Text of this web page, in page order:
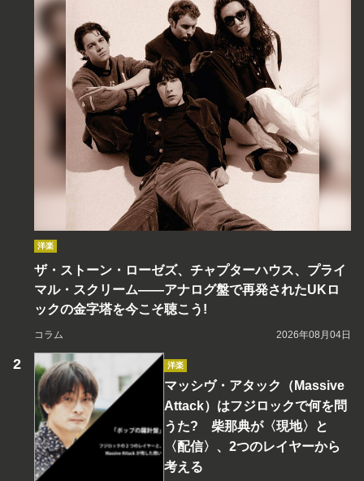
洋楽
ザ・ストーン・ローゼズ、チャプターハウス、プライ
マル・スクリーム――アナログ盤で再発されたUKロ
ックの金字塔を今こそ聴こう!
コラム 2026年08月04日
洋楽
マッシヴ・アタック（Massive
Attack）はフジロックで何を問
うた? 柴那典が〈現地〉と
〈配信〉、2つのレイヤーから
考える